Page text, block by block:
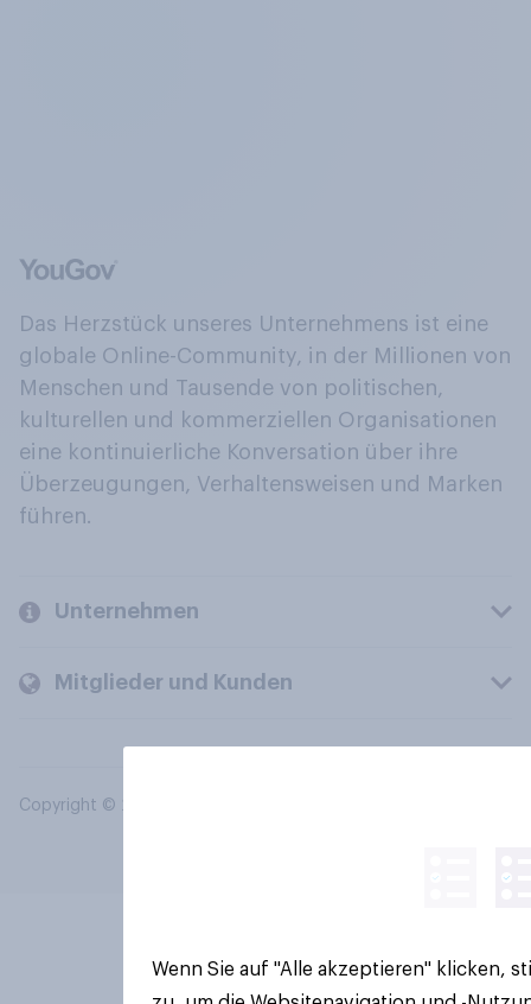
Das Herzstück unseres Unternehmens ist eine
globale Online-Community, in der Millionen von
Menschen und Tausende von politischen,
kulturellen und kommerziellen Organisationen
eine kontinuierliche Konversation über ihre
Überzeugungen, Verhaltensweisen und Marken
führen.
Unternehmen
Mitglieder und Kunden
Copyright © 2026 YouGov PLC. Alle Rechte vorbehalten.
Wenn Sie auf "Alle akzeptieren" klicken,